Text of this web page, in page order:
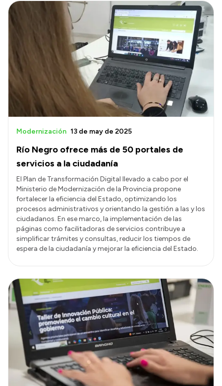
Río Negro ofrece más de 50 portales de
servicios a la ciudadanía
Modernización 13 de may de 2025
El Plan de Transformación Digital llevado a cabo por el
Ministerio de Modernización de la Provincia propone
fortalecer la eficiencia del Estado, optimizando los
procesos administrativos y orientando la gestión a las y los
ciudadanos. En ese marco, la implementación de las
páginas como facilitadoras de servicios contribuye a
simplificar trámites y consultas, reducir los tiempos de
espera de la ciudadanía y mejorar la eficiencia del Estado.